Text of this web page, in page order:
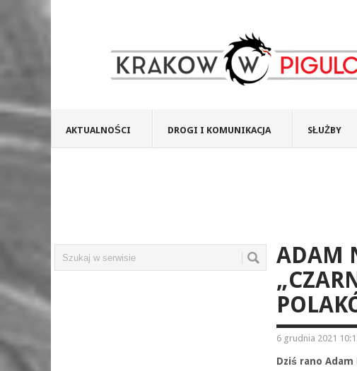
AKTUALNOŚCI DROGI I KOMUNIKACJA SŁUŻBY
ADAM
6 grudnia 2021
Dziś rano